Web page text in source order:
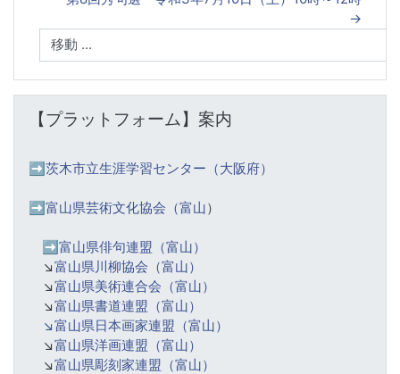
→
【プラットフォーム】案内
➡️ 茨木市立生涯学習センター（大阪府）
➡️富山県芸術文化協会（富山）
➡️ 富山県俳句連盟（富山）
↘️富山県川柳協会（富山）
↘️富山県美術連合会（富山）
↘️富山県書道連盟（富山）
↘️富山県日本画家連盟（富山）
↘️富山県洋画連盟（富山）
↘️富山県彫刻家連盟（富山）